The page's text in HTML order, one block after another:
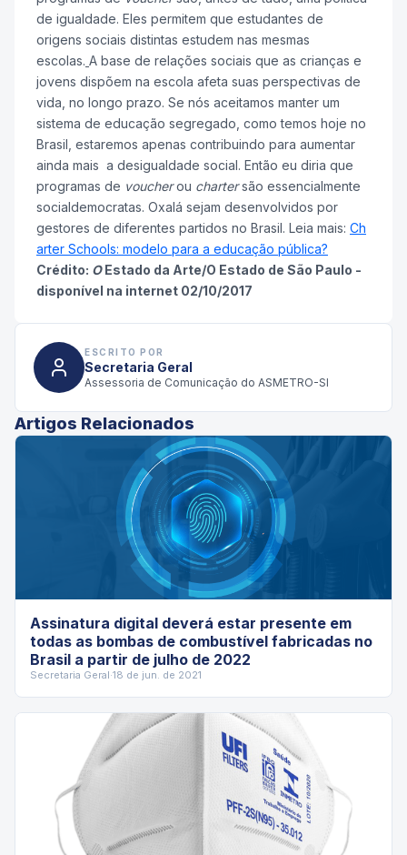
de igualdade. Eles permitem que estudantes de
origens sociais distintas estudem nas mesmas
escolas. A base de relações sociais que as crianças e
jovens dispõem na escola afeta suas perspectivas de
vida, no longo prazo. Se nós aceitamos manter um
sistema de educação segregado, como temos hoje no
Brasil, estaremos apenas contribuindo para aumentar
ainda mais a desigualdade social. Então eu diria que
programas de voucherou chartersão essencialmente
socialdemocratas. Oxalá sejam desenvolvidos por
gestores de diferentes partidos no Brasil. Leia mais: Ch
arter Schools: modelo para a educação pública?
Crédito: OEstado da Arte/O Estado de São Paulo -
disponível na internet 02/10/2017
ESCRITO POR
Secretaria Geral
Assessoria de Comunicação do ASMETRO-SI
Artigos Relacionados
Assinatura digital deverá estar presente em
todas as bombas de combustível fabricadas no
Brasil a partir de julho de 2022
Secretaria Geral·18 de jun. de 2021